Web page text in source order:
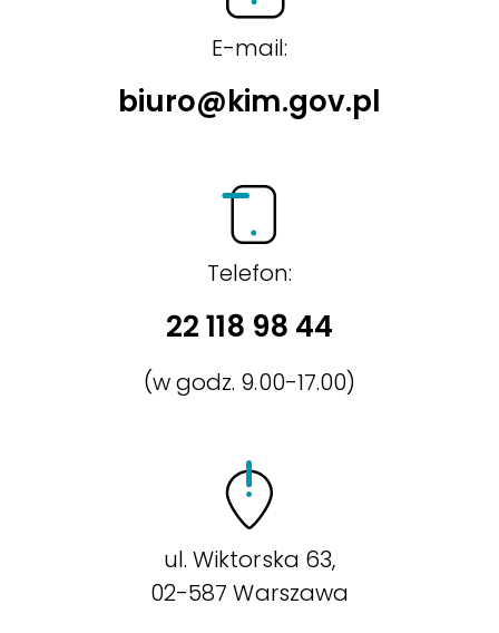
E-mail:
biuro@kim.gov.pl
Telefon:
22 118 98 44
(w godz. 9.00-17.00)
ul. Wiktorska 63,
02-587 Warszawa